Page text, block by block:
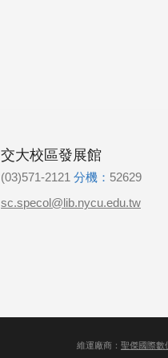
交大校區發展館
(03)571-2121 分機： 52629
sc.specol@lib.nycu.edu.tw
維運廠商： 聖傑國際數